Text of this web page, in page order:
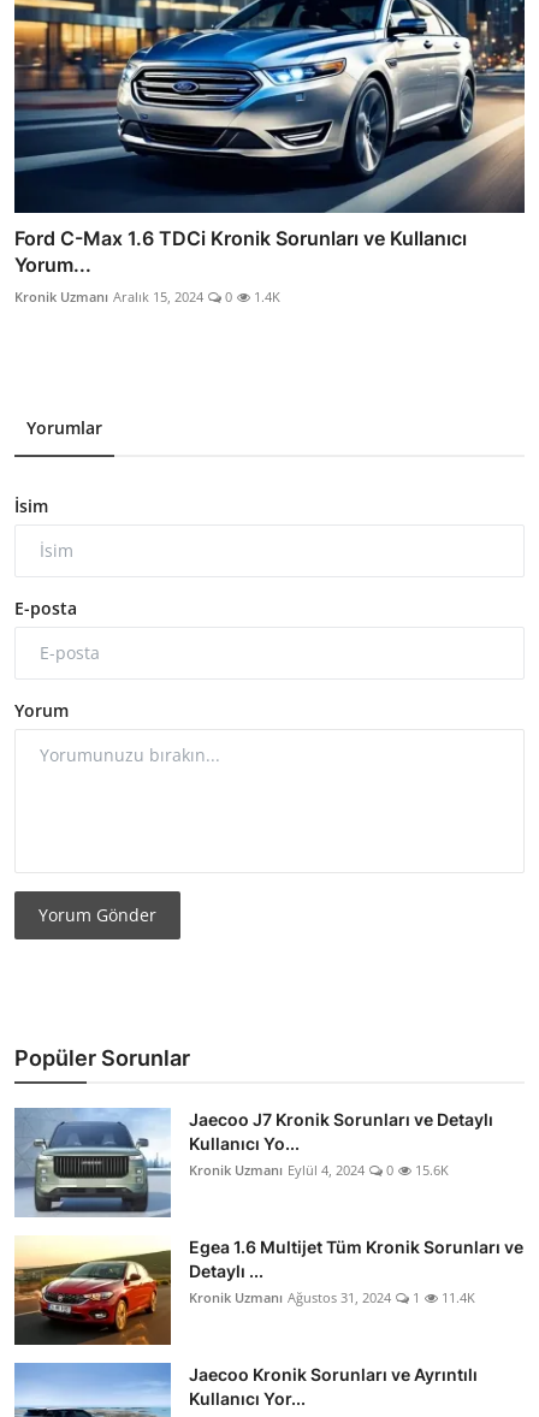
Ford C-Max 1.6 TDCi Kronik Sorunları ve Kullanıcı
Yorum...
Kronik Uzmanı Aralık 15, 2024 0 1.4K
Yorumlar
İsim
E-posta
Yorum
Yorum Gönder
Popüler Sorunlar
Jaecoo J7 Kronik Sorunları ve Detaylı
Kullanıcı Yo...
Kronik Uzmanı Eylül 4, 2024 0 15.6K
Egea 1.6 Multijet Tüm Kronik Sorunları ve
Detaylı ...
Kronik Uzmanı Ağustos 31, 2024 1 11.4K
Jaecoo Kronik Sorunları ve Ayrıntılı
Kullanıcı Yor...